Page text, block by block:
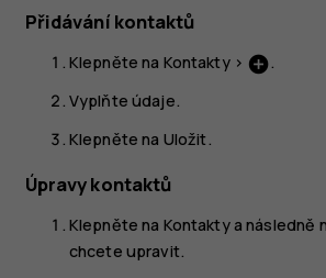
Přidávání kontaktů
Klepněte na Kontakty> add_circle.
Vyplňte údaje.
Klepněte na Uložit .
Úpravy kontaktů
Klepněte na Kontaktya následně
chcete upravit.